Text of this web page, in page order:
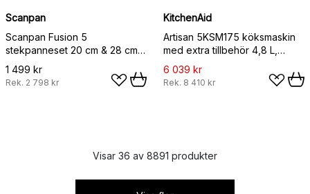
Scanpan
Scanpan Fusion 5
stekpanneset 20 cm & 28 cm,
2 delar
1 499 kr
Rek. 2 798 kr
KitchenAid
Artisan 5KSM175 köksmaskin
med extra tillbehör 4,8 L,
Almond cream
6 039 kr
Rek. 8 410 kr
Visar 36 av 8891 produkter